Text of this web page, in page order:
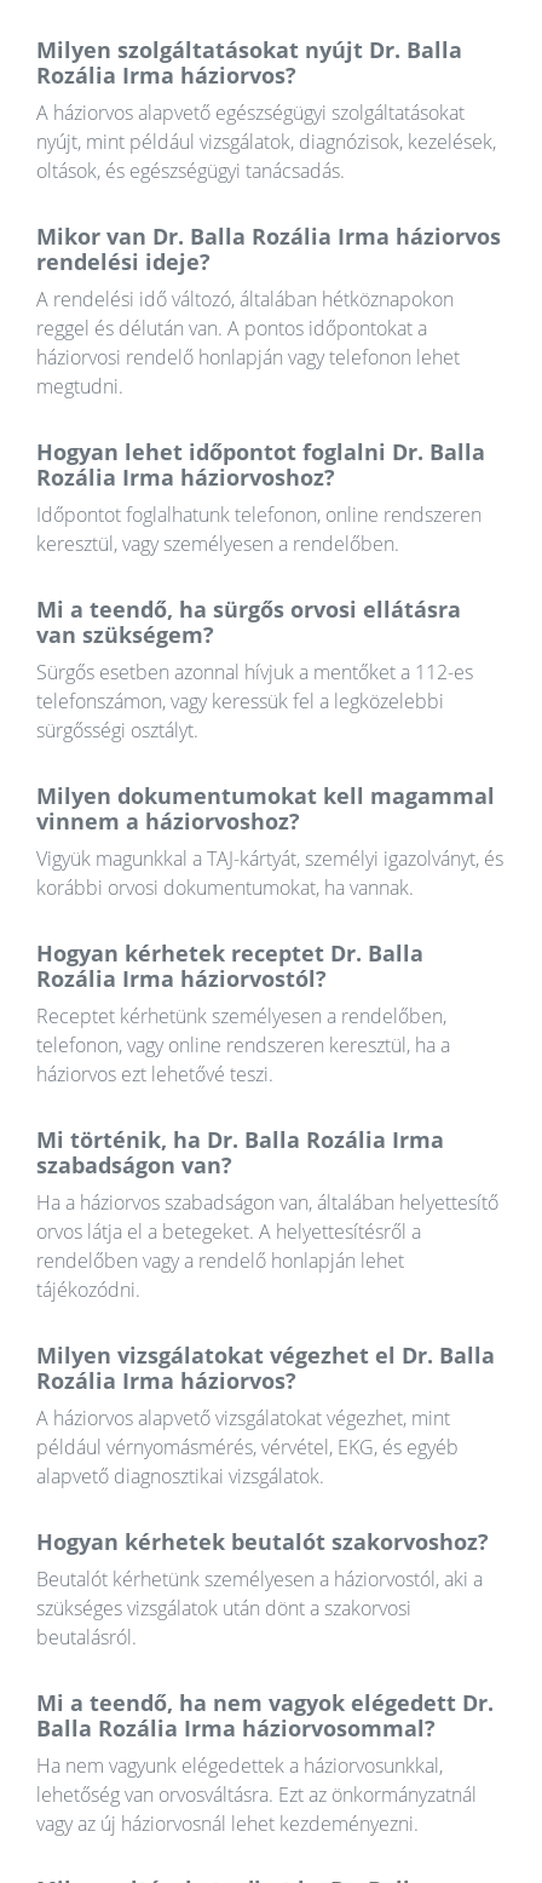
Milyen szolgáltatásokat nyújt Dr. Balla
Rozália Irma háziorvos?
A háziorvos alapvető egészségügyi szolgáltatásokat
nyújt, mint például vizsgálatok, diagnózisok, kezelések,
oltások, és egészségügyi tanácsadás.
Mikor van Dr. Balla Rozália Irma háziorvos
rendelési ideje?
A rendelési idő változó, általában hétköznapokon
reggel és délután van. A pontos időpontokat a
háziorvosi rendelő honlapján vagy telefonon lehet
megtudni.
Hogyan lehet időpontot foglalni Dr. Balla
Rozália Irma háziorvoshoz?
Időpontot foglalhatunk telefonon, online rendszeren
keresztül, vagy személyesen a rendelőben.
Mi a teendő, ha sürgős orvosi ellátásra
van szükségem?
Sürgős esetben azonnal hívjuk a mentőket a 112-es
telefonszámon, vagy keressük fel a legközelebbi
sürgősségi osztályt.
Milyen dokumentumokat kell magammal
vinnem a háziorvoshoz?
Vigyük magunkkal a TAJ-kártyát, személyi igazolványt, és
korábbi orvosi dokumentumokat, ha vannak.
Hogyan kérhetek receptet Dr. Balla
Rozália Irma háziorvostól?
Receptet kérhetünk személyesen a rendelőben,
telefonon, vagy online rendszeren keresztül, ha a
háziorvos ezt lehetővé teszi.
Mi történik, ha Dr. Balla Rozália Irma
szabadságon van?
Ha a háziorvos szabadságon van, általában helyettesítő
orvos látja el a betegeket. A helyettesítésről a
rendelőben vagy a rendelő honlapján lehet
tájékozódni.
Milyen vizsgálatokat végezhet el Dr. Balla
Rozália Irma háziorvos?
A háziorvos alapvető vizsgálatokat végezhet, mint
például vérnyomásmérés, vérvétel, EKG, és egyéb
alapvető diagnosztikai vizsgálatok.
Hogyan kérhetek beutalót szakorvoshoz?
Beutalót kérhetünk személyesen a háziorvostól, aki a
szükséges vizsgálatok után dönt a szakorvosi
beutalásról.
Mi a teendő, ha nem vagyok elégedett Dr.
Balla Rozália Irma háziorvosommal?
Ha nem vagyunk elégedettek a háziorvosunkkal,
lehetőség van orvosváltásra. Ezt az önkormányzatnál
vagy az új háziorvosnál lehet kezdeményezni.